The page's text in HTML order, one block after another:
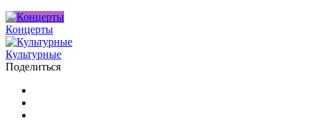
Концерты
Культурные
Поделиться